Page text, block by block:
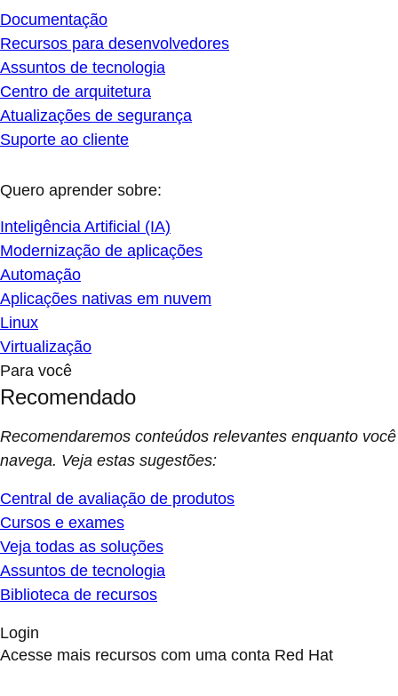
Documentação
Recursos para desenvolvedores
Assuntos de tecnologia
Centro de arquitetura
Atualizações de segurança
Suporte ao cliente
Quero aprender sobre:
Inteligência Artificial (IA)
Modernização de aplicações
Automação
Aplicações nativas em nuvem
Linux
Virtualização
Para você
Recomendado
Recomendaremos conteúdos relevantes enquanto você
navega. Veja estas sugestões:
Central de avaliação de produtos
Cursos e exames
Veja todas as soluções
Assuntos de tecnologia
Biblioteca de recursos
Login
Acesse mais recursos com uma conta Red Hat